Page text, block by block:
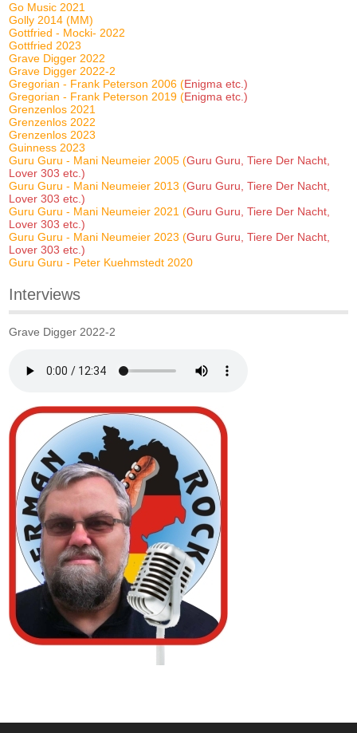
Go Music 2021
Golly 2014 (MM)
Gottfried - Mocki- 2022
Gottfried 2023
Grave Digger 2022
Grave Digger 2022-2
Gregorian - Frank Peterson 2006 (Enigma etc.)
Gregorian - Frank Peterson 2019 (Enigma etc.)
Grenzenlos 2021
Grenzenlos 2022
Grenzenlos 2023
Guinness 2023
Guru Guru - Mani Neumeier 2005 (Guru Guru, Tiere Der Nacht,
Lover 303 etc.)
Guru Guru - Mani Neumeier 2013 (Guru Guru, Tiere Der Nacht,
Lover 303 etc.)
Guru Guru - Mani Neumeier 2021 (Guru Guru, Tiere Der Nacht,
Lover 303 etc.)
Guru Guru - Mani Neumeier 2023 (Guru Guru, Tiere Der Nacht,
Lover 303 etc.)
Guru Guru - Peter Kuehmstedt 2020
Interviews
Grave Digger 2022-2